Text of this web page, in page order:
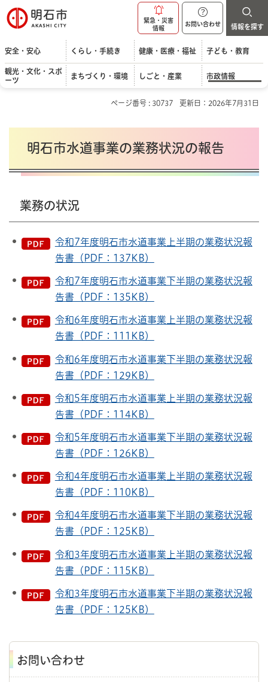
明石市
緊急・災害
情報
お問い合わせ 情報を探す
安全・安心 くらし・手続き 健康・医療・福祉 子ども・教育
観光・文化・スポ
ーツ
まちづくり・環境 しごと・産業 市政情報
ページ番号 : 30737 更新日：2026年7月31日
明石市水道事業の業務状況の報告
業務の状況
令和7年度明石市水道事業上半期の業務状況報
告書（PDF：137KB）
令和7年度明石市水道事業下半期の業務状況報
告書（PDF：135KB）
令和6年度明石市水道事業上半期の業務状況報
告書（PDF：111KB）
令和6年度明石市水道事業下半期の業務状況報
告書（PDF：129KB）
令和5年度明石市水道事業上半期の業務状況報
告書（PDF：114KB）
令和5年度明石市水道事業下半期の業務状況報
告書（PDF：126KB）
令和4年度明石市水道事業上半期の業務状況報
告書（PDF：110KB）
令和4年度明石市水道事業下半期の業務状況報
告書（PDF：125KB）
令和3年度明石市水道事業上半期の業務状況報
告書（PDF：115KB）
令和3年度明石市水道事業下半期の業務状況報
告書（PDF：125KB）
お問い合わせ